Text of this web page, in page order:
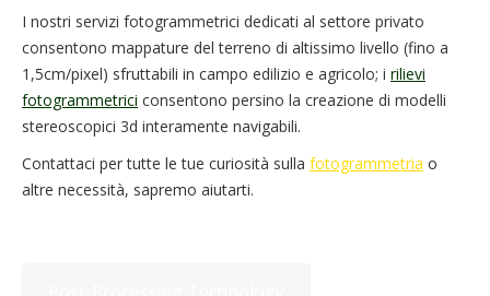
I nostri servizi fotogrammetrici dedicati al settore privato
consentono mappature del terreno di altissimo livello (fino a
1,5cm/pixel) sfruttabili in campo edilizio e agricolo; i rilievi
fotogrammetrici consentono persino la creazione di modelli
stereoscopici 3d interamente navigabili.
Contattaci per tutte le tue curiosità sulla fotogrammetria o
altre necessità, sapremo aiutarti.